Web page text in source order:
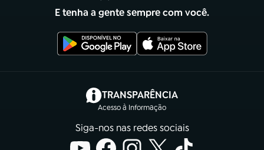
E tenha a gente sempre com você.
TRANSPARÊNCIA
Acesso à Informação
(abre em nova aba)
Siga-nos nas redes sociais